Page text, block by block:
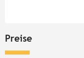
Preise